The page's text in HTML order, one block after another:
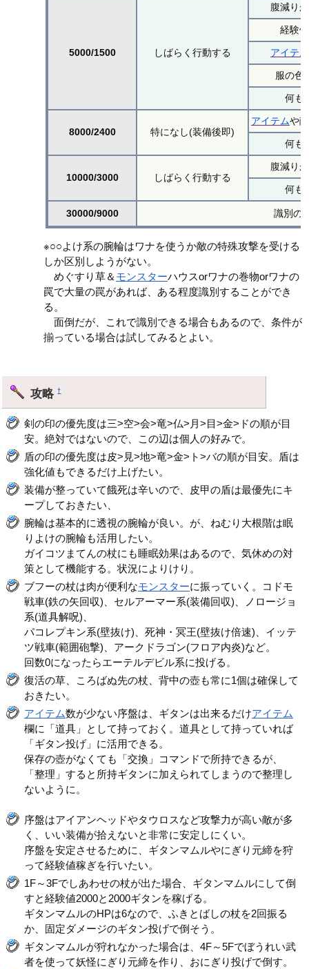
5000/1500 しばらく行動する
腹減り
経験
アイテム
服の色
何も
8000/2400 特になし(装備後即)
アイテムや
何も
10000/3000 しばらく行動する
腹減り
何も
30000/9000 識別の
※○○よけ系の腕輪はワナを使うか敵の特殊攻撃を受ける
しか区別しようがない。
めぐすり草＆ モンスターハウスorワナの巻物orワナの
罠で大量の罠があれば、ある程度識別することができ
る。
面倒だが、これで識別できる場合もあるので、条件が
揃っている場合は試してみるとよい。
攻略†
剣の印の優先度は三>空>会>竜>仏>月>目>金>ドの順が目
安。絶対ではないので、この辺は個人の好みで。
盾の印の優先度は皮>見>地>竜>金>ト>バの順が目安。盾は
強化値もできるだけ上げたい。
装備が整っていて餓死は辛いので、皮甲の盾は最優先にキ
ープしておきたい、
腕輪は基本的に透視の腕輪が良い。が、ねむり大根階は眠
りよけの腕輪も活用したい。
ガイコツまてんの杖にも睡眠効果はあるので、気休めの対
策として機能する。状況によりけり。
ブフーの杖は肉が便利なモンスターに振っていく。コドモ
戦車(鉄の矢回収)、セルアーマー系(装備回収)、ノロージョ
系(道具解呪)、
パコレプキン系(壁抜け)、死神・冥王(壁抜け倍速)、イッテ
ツ戦車(範囲砲撃)、アークドラゴン(フロア内炎)など。
回数0になったらエーテルデビル系に投げる。
復活の草、ころばぬ先の杖、背中の壺も常に1個は確保して
おきたい。
アイテム数が少ない序盤は、ギタンは出来るだけアイテム
欄に「道具」として持っておく。道具として持っていれば
「ギタン投げ」に活用できる。
保存の壺がなくても「交換」コマンドで所持できるが、
「整理」すると所持ギタンに加えられてしまうので整理し
ないように。
序盤はアイアンヘッドやタウロスなど攻撃力が高い敵が多
く、いい装備が拾えないと非常に安定しにくい。
序盤を安定させるために、ギタンマムルやにぎり元締を狩
って経験値稼ぎを行いたい。
1F～3Fでしあわせの杖が出た場合、ギタンマムルにして倒
すと経験値2000と2000ギタンを稼げる。
ギタンマムルのHPは6なので、ふきとばしの杖を2回振る
か、固定ダメージのギタン投げで倒そう。
ギタンマムルが狩れなかった場合は、4F～5Fでぼうれい武
者を使って妖怪にぎり元締を作り、おにぎり投げで倒す。